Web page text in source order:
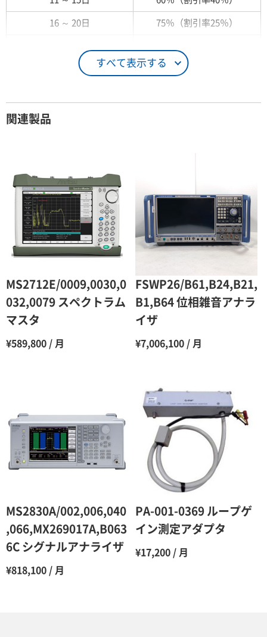
すべて表示する
16 ～ 20日 75％（割引率25％）
26日 ～ 1ヶ月 100％（割引率 0％）
2ヶ月
3ヶ月 80％（割引率20％）
4ヶ月 75％（割引率25％）
5ヶ月 70％（割引率30％）
65％（割引率35％）
7ヶ月 60％（割引率 40％）
55％（割引率45％）
9ヶ月 50％（割引率50％）
47％（割引率53％）
12ヶ月 45％（割引率55％）
関連製品
MS2712E/0009,0030,0
032,0079 スペクトラム
マスタ
¥589,800 / 月
FSWP26/B61,B24,B21,
B1,B64 位相雑音アナラ
イザ
¥7,006,100 / 月
MS2830A/002,006,040
,066,MX269017A,B063
6C シグナルアナライザ
¥818,100 / 月
PA-001-0369 ループゲ
イン測定アダプタ
¥17,200 / 月